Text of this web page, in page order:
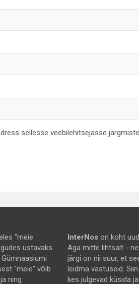
sellesse veebilehitsejasse
"meie
ustavaks
"meie" võib
ning
InterNos on koht
Aga mitte lihtsalt -
järgi on nii suur, et
leidma vastuseid.
kes julgevad küsida